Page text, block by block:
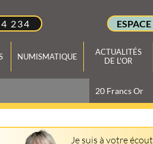
234
NUMISMATIQUE
ACTUALITÉS
DE L'OR
Je suis à votre